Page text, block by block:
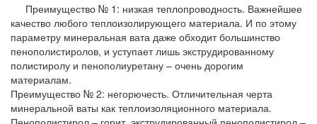
Преимущество № 1: низкая теплопроводность. Важнейшее
качество любого теплоизолирующего материала. И по этому
параметру минеральная вата даже обходит большинство
пенополистиролов, и уступает лишь экструдированному
полистиролу и пенополиуретану – очень дорогим
материалам.
Преимущество № 2: негорючесть. Отличительная черта
минеральной ваты как теплоизоляционного материала.